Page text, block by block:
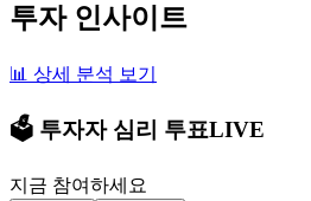
투자 인사이트
📊 상세 분석 보기
🗳️ 투자자 심리 투표LIVE
지금 참여하세요